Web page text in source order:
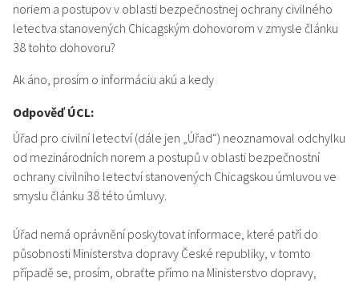
noriem a postupov v oblasti bezpečnostnej ochrany civilného
letectva stanovených Chicagským dohovorom v zmysle článku
38 tohto dohovoru?
Ak áno, prosím o informáciu akú a kedy
Odpověď ÚCL:
Úřad pro civilní letectví (dále jen „Úřad“) neoznamoval odchylku
od mezinárodních norem a postupů v oblasti bezpečnostní
ochrany civilního letectví stanovených Chicagskou úmluvou ve
smyslu článku 38 této úmluvy.
Úřad nemá oprávnění poskytovat informace, které patří do
působnosti Ministerstva dopravy České republiky, v tomto
případě se, prosím, obraťte přímo na Ministerstvo dopravy,